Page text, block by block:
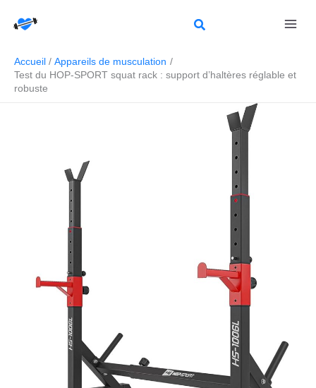
Accueil
Appareils de musculation
Test du HOP-SPORT squat rack : support d’haltères réglable et
robuste